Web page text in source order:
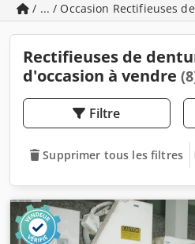
/ ... / Occasion Rectifieuses
Rectifieuses de
d'occasion à vendre
Filtre
Supprimer tous les filtres